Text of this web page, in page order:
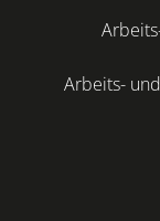
Arbeits-